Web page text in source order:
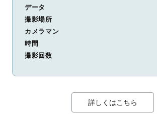
データ
撮影場所
カメラマン
時間
撮影回数
詳しくはこちら